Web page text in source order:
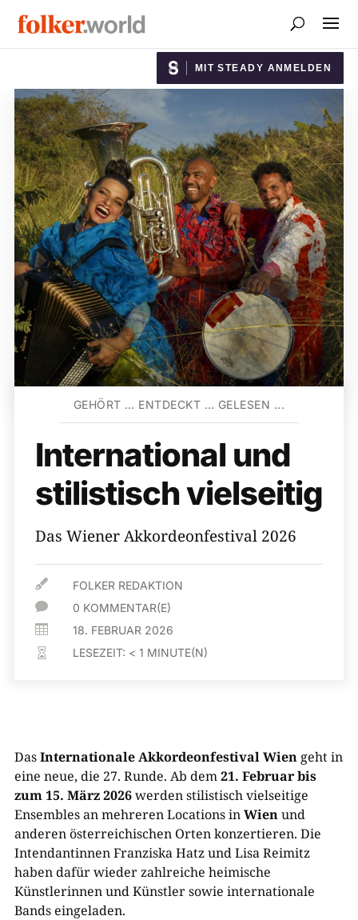
MIT STEADY ANMELDEN
GEHÖRT … ENTDECKT … GELESEN ...
International und
stilistisch vielseitig
Das Wiener Akkordeonfestival 2026
 FOLKER REDAKTION
 0 KOMMENTAR(E)
 18. FEBRUAR 2026
 LESEZEIT: < 1 MINUTE(N)
DasInternationaleAkkordeonfestival Wiengeht in
eine neue, die 27. Runde. Ab dem21. Februar bis
zum 15. März 2026werden stilistisch vielseitige
Ensembles an mehreren Locations inWienund
anderen österreichischen Orten konzertieren. Die
Intendantinnen Franziska Hatz und Lisa Reimitz
haben dafür wieder zahlreiche heimische
Künstlerinnen und Künstler sowie internationale
Bands eingeladen.